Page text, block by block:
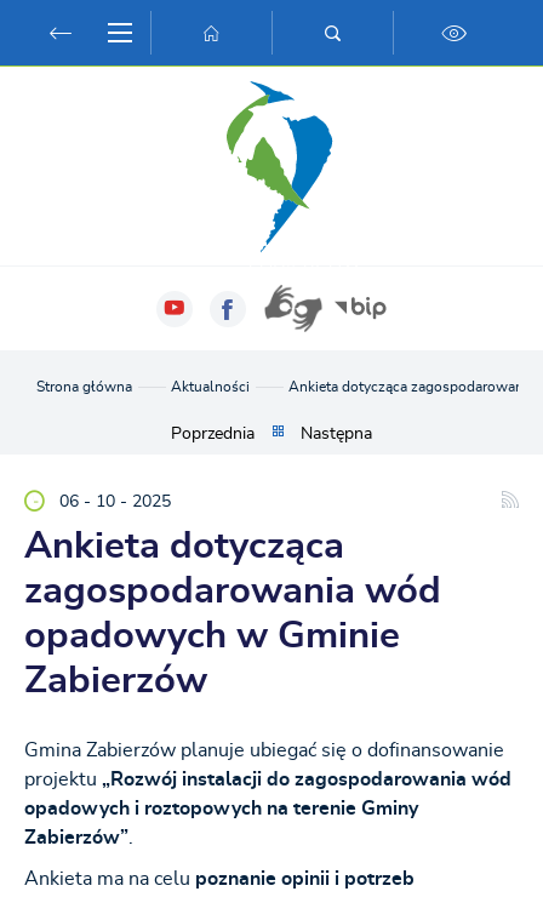
Przejdź do wyszukiwarki.
Przejdź do ustawień wielkości czcionki.
Włącz wersję kontrastową strony.
Strona główna Aktualności Ankieta dotycząca
Poprzednia Następna
06 - 10 - 2025
Ankieta dotycząca
zagospodarowania wód
opadowych w Gminie
Zabierzów
Gmina Zabierzów planuje ubiegać się o dofinansowanie
projektu „Rozwój instalacji do zagospodarowania wód
opadowych i roztopowych na terenie Gminy
Zabierzów”
Ankieta ma na celu poznanie opinii i potrzeb